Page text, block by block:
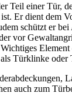
Teil einer Tür,
Er dient dem
schützt er
vor
Türklinke
auch zum